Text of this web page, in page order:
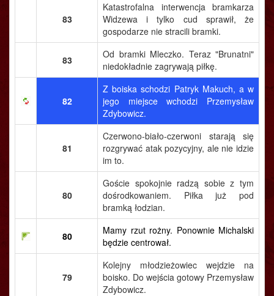
83
Katastrofalna interwencja bramkarza
Widzewa i tylko cud sprawił, że
gospodarze nie stracili bramki.
83
Od bramki Mleczko. Teraz "Brunatni"
niedokładnie zagrywają piłkę.
82
Z boiska schodzi Patryk Makuch, a w
jego miejsce wchodzi Przemysław
Zdybowicz.
81
Czerwono-biało-czerwoni starają się
rozgrywać atak pozycyjny, ale nie idzie
im to.
80
Goście spokojnie radzą sobie z tym
dośrodkowaniem. Piłka już pod
bramką łodzian.
80
Mamy rzut rożny. Ponownie Michalski
będzie centrował.
79
Kolejny młodzieżowiec wejdzie na
boisko. Do wejścia gotowy Przemysław
Zdybowicz.